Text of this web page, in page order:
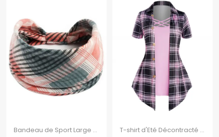
Bandeau de Sport Large Elastique Motif à Carreaux Coloré T-shirt d'Eté Décontracté Croisé à Imprimé Carreaux à Col Relevé Faux Deux Pièces